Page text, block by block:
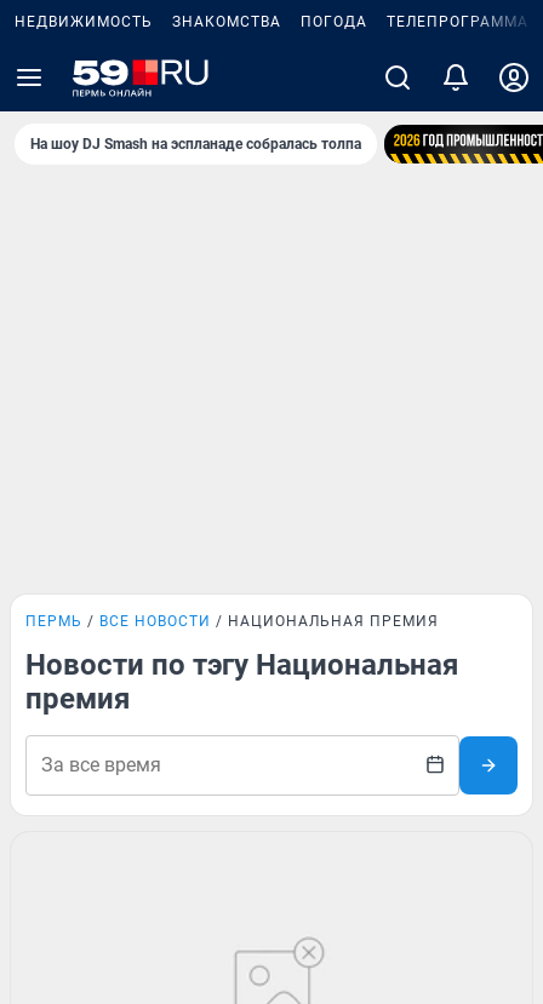
НЕДВИЖИМОСТЬ ЗНАКОМСТВА ПОГОДА ТЕЛЕПРОГРАММА
На шоу DJ Smash на эспланаде собралась толпа
ПЕРМЬ ВСЕ НОВОСТИ НАЦИОНАЛЬНАЯ ПРЕМИЯ
Новости по тэгу Национальная
премия